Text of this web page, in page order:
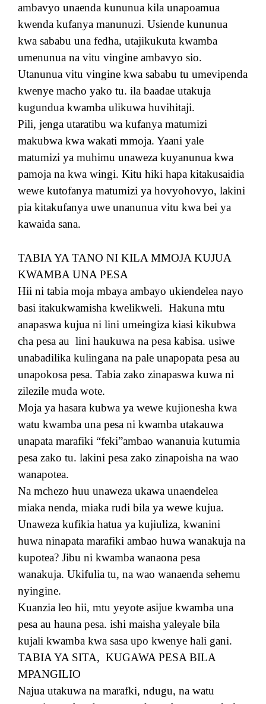
ambavyo unaenda kununua kila unapoamua
kwenda kufanya manunuzi. Usiende kununua
kwa sababu una fedha, utajikukuta kwamba
umenunua na vitu vingine ambavyo sio.
Utanunua vitu vingine kwa sababu tu umevipenda
kwenye macho yako tu. ila baadae utakuja
kugundua kwamba ulikuwa huvihitaji.
Pili, jenga utaratibu wa kufanya matumizi
makubwa kwa wakati mmoja. Yaani yale
matumizi ya muhimu unaweza kuyanunua kwa
pamoja na kwa wingi. Kitu hiki hapa kitakusaidia
wewe kutofanya matumizi ya hovyohovyo, lakini
pia kitakufanya uwe unanunua vitu kwa bei ya
kawaida sana.
TABIA YA TANO NI KILA MMOJA KUJUA
KWAMBA UNA PESA
Hii ni tabia moja mbaya ambayo ukiendelea nayo
basi itakukwamisha kwelikweli. Hakuna mtu
anapaswa kujua ni lini umeingiza kiasi kikubwa
cha pesa au lini haukuwa na pesa kabisa. usiwe
unabadilika kulingana na pale unapopata pesa au
unapokosa pesa. Tabia zako zinapaswa kuwa ni
zilezile muda wote.
Moja ya hasara kubwa ya wewe kujionesha kwa
watu kwamba una pesa ni kwamba utakauwa
unapata marafiki “feki”ambao wananuia kutumia
pesa zako tu. lakini pesa zako zinapoisha na wao
wanapotea.
Na mchezo huu unaweza ukawa unaendelea
miaka nenda, miaka rudi bila ya wewe kujua.
Unaweza kufikia hatua ya kujiuliza, kwanini
huwa ninapata marafiki ambao huwa wanakuja na
kupotea? Jibu ni kwamba wanaona pesa
wanakuja. Ukifulia tu, na wao wanaenda sehemu
nyingine.
Kuanzia leo hii, mtu yeyote asijue kwamba una
pesa au hauna pesa. ishi maisha yaleyale bila
kujali kwamba kwa sasa upo kwenye hali gani.
TABIA YA SITA, KUGAWA PESA BILA
MPANGILIO
Najua utakuwa na marafki, ndugu, na watu